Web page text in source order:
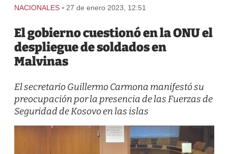
NACIONALES - 27 de enero 2023, 12:51
El gobierno cuestionó en la ONU el
despliegue de soldados en
Malvinas
El secretario Guillermo Carmona manifestó su
preocupación por la presencia de las Fuerzas de
Seguridad de Kosovo en las islas